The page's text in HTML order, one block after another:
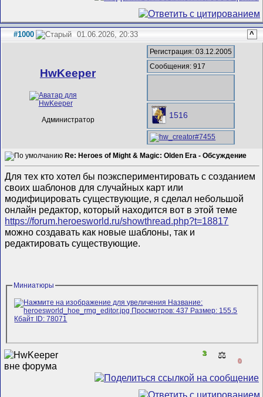
#1000 01.06.2026, 20:33 ^
HwKeeper
Администратор
Регистрация: 03.12.2005
Сообщения: 917
1516
Re: Heroes of Might & Magic: Olden Era - Обсуждение
Для тех кто хотел бы поэкспериментировать с созданием
своих шаблонов для случайных карт или
модифицировать существующие, я сделал небольшой
онлайн редактор, который находится вот в этой теме
https://forum.heroesworld.ru/showthread.php?t=18817
можно создавать как новые шаблоны, так и
редактировать существующие.
Миниатюры
3 ⚖️
0